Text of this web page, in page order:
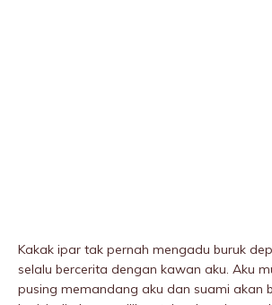
Kakak ipar tak pernah mengadu buruk
selalu bercerita dengan kawan aku. Aku
pusing memandang aku dan suami akan